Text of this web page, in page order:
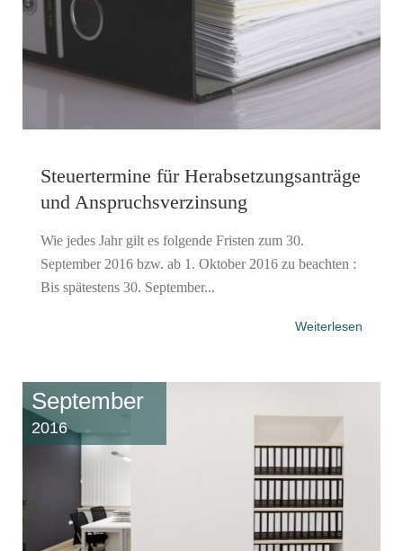
Steuertermine für Herabsetzungsanträge
und Anspruchsverzinsung
Wie jedes Jahr gilt es folgende Fristen zum 30.
September 2016 bzw. ab 1. Oktober 2016 zu beachten :
Bis spätestens 30. September...
Weiterlesen
September
2016